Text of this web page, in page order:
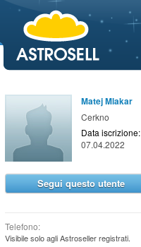
Matej Mlakar
Cerkno
Data iscrizione:
07.04.2022
Segui questo utente
Telefono:
Visibile solo agli Astroseller registrati.